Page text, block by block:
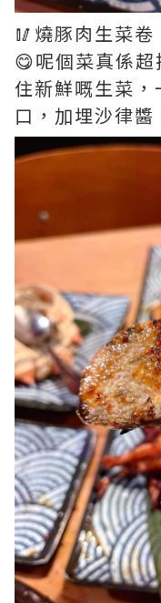
🥢燒豚肉生菜卷
😋呢個菜真係
住新鮮嘅生菜
口，加埋沙律醬